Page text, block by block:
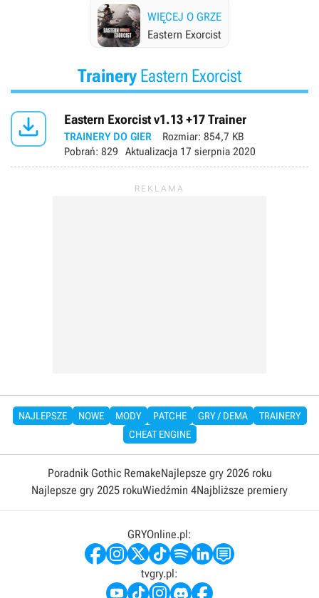
WIĘCEJ O GRZE
Eastern Exorcist
Trainery Eastern Exorcist
 Eastern Exorcist v1.13 +17 Trainer
TRAINERY DO GIER Rozmiar: 854,7 KB
Pobrań: 829 Aktualizacja 17 sierpnia 2020
NAJLEPSZE NOWE MODY PATCHE GRY / DEMA
TRAINERY
CHEAT ENGINE
Poradnik Gothic RemakeNajlepsze gry 2026 roku
Najlepsze gry 2025 rokuWiedźmin 4Najbliższe premiery
GRYOnline.pl:
tvgry.pl: